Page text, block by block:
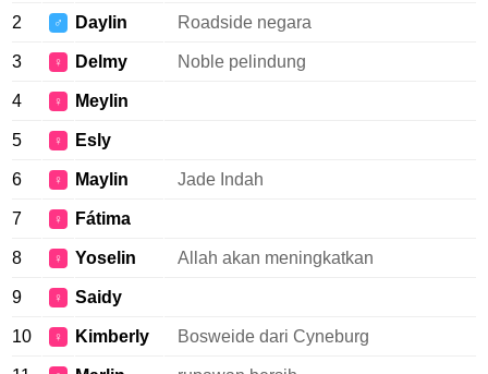
2 ♂ Daylin Roadside negara
3 ♀ Delmy Noble pelindung
4 ♀ Meylin
5 ♀ Esly
6 ♀ Maylin Jade Indah
7 ♀ Fátima
8 ♀ Yoselin Allah akan meningkatkan
9 ♀ Saidy
10 ♀ Kimberly Bosweide dari Cyneburg